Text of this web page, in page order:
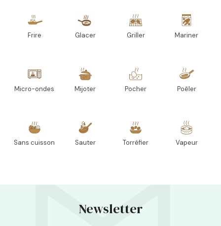
Frire Glacer Griller Mariner
Micro-ondes Mijoter Pocher Poêler
Sans cuisson Sauter Torréfier Vapeur
Newsletter